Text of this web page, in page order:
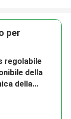
per
regolabile
della
della